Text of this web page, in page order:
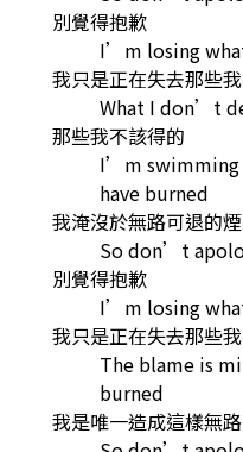
別覺得抱歉
I’m losing
我只是正在失去那些
What I don’t
那些我不該得的
I’m swimming
have burned
我淹沒於無路可退的
So don’t
別覺得抱歉
I’m losing
我只是正在失去那些
The blame is
burned
我是唯一造成這樣無